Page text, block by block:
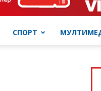
СПОРТ